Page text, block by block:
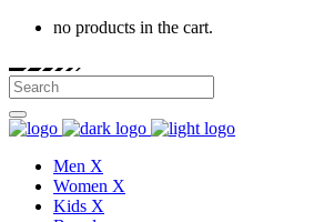
no products in the cart.
Men X
Women X
Kids X